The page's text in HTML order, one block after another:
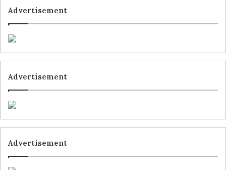
Advertisement
Advertisement
Advertisement